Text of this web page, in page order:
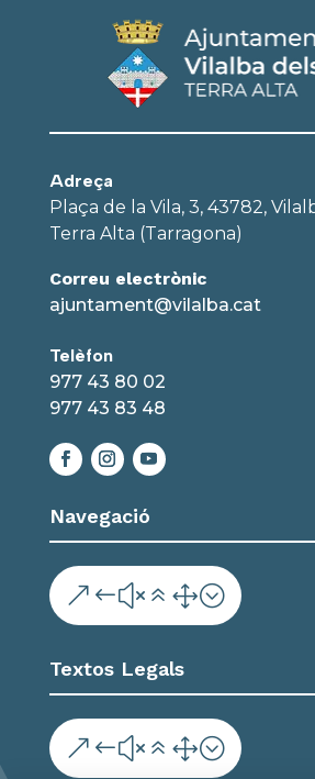
Adreça
Plaça de la Vila, 3, 43782,
Terra Alta (Tarragona)
Correu electrònic
ajuntament@vilalba.cat
Telèfon
977 43 80 02
977 43 83 48
Navegació
&#x61;
Textos Legals
&#x61;